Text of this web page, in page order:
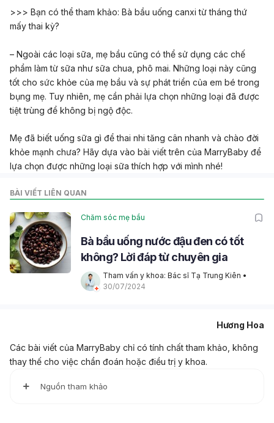
>>> Bạn có thể tham khảo: Bà bầu uống canxi từ tháng thứ
mấy thai kỳ?
– Ngoài các loại sữa, mẹ bầu cũng có thể sử dụng các chế
phẩm làm từ sữa như sữa chua, phô mai. Những loại này cũng
tốt cho sức khỏe của mẹ bầu và sự phát triển của em bé trong
bụng mẹ. Tuy nhiên, mẹ cần phải lựa chọn những loại đã được
tiệt trùng để không bị ngộ độc.
Mẹ đã biết uống sữa gì để thai nhi tăng cân nhanh và chào đời
khỏe mạnh chưa? Hãy dựa vào bài viết trên của MarryBaby để
lựa chọn được những loại sữa thích hợp với mình nhé!
BÀI VIẾT LIÊN QUAN
Chăm sóc mẹ bầu
Bà bầu uống nước đậu đen có tốt
không? Lời đáp từ chuyên gia
Tham vấn y khoa: Bác sĩ Tạ Trung Kiên
30/07/2024
Hương Hoa
Các bài viết của MarryBaby chỉ có tính chất tham khảo, không
thay thế cho việc chẩn đoán hoặc điều trị y khoa.
Nguồn tham khảo